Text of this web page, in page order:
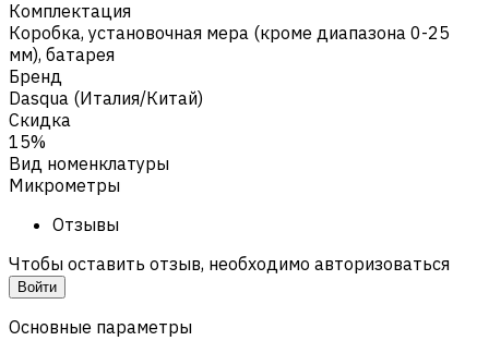
Комплектация
Коробка, установочная мера (кроме диапазона 0-25
мм), батарея
Бренд
Dasqua (Италия/Китай)
Скидка
15%
Вид номенклатуры
Микрометры
Отзывы
Чтобы оставить отзыв, необходимо авторизоваться
Войти
Основные параметры